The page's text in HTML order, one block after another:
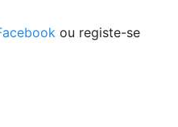
ou registe-se